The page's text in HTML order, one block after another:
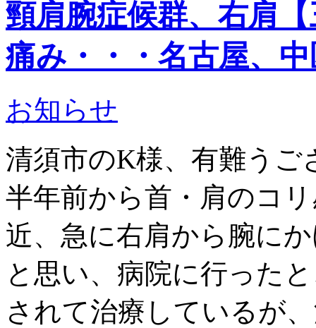
頸肩腕症候群、右肩
痛み・・・名古屋、
お知らせ
清須市のK様、有難うご
半年前から首・肩のコ
近、急に右肩から腕に
と思い、病院に行った
されて治療しているが